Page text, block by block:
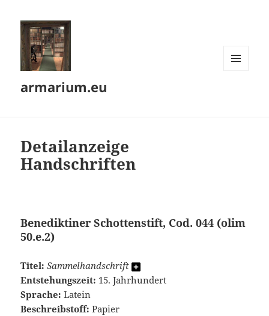
armarium.eu
Detailanzeige
Handschriften
Benediktiner Schottenstift, Cod. 044 (olim
50.e.2)
Titel:Sammelhandschrift
Entstehungszeit: 15. Jahrhundert
Sprache:Latein
Beschreibstoff:Papier